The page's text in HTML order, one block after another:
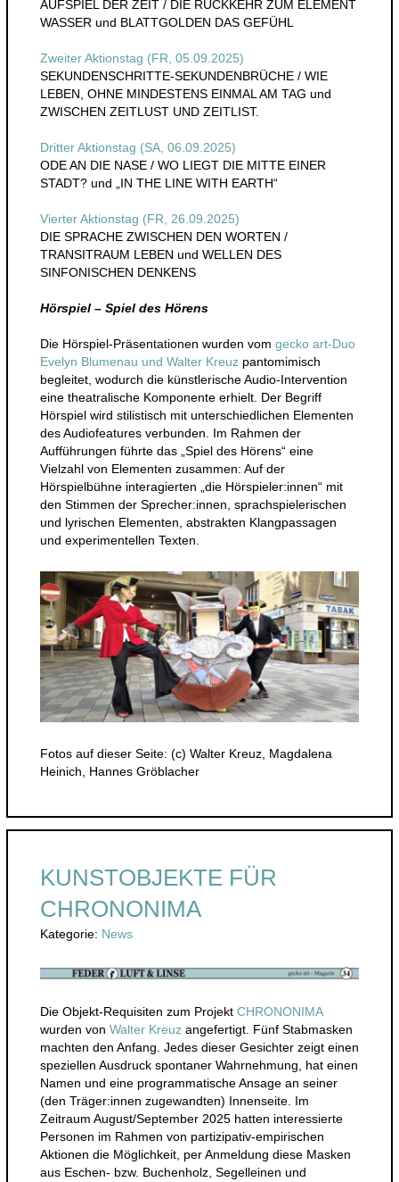
AUFSPIEL DER ZEIT / DIE RÜCKKEHR ZUM ELEMENT
WASSER und BLATTGOLDEN DAS GEFÜHL
Zweiter Aktionstag (FR, 05.09.2025)
SEKUNDENSCHRITTE-SEKUNDENBRÜCHE / WIE
LEBEN, OHNE MINDESTENS EINMAL AM TAG und
ZWISCHEN ZEITLUST UND ZEITLIST.
Dritter Aktionstag (SA, 06.09.2025)
ODE AN DIE NASE / WO LIEGT DIE MITTE EINER
STADT? und „IN THE LINE WITH EARTH“
Vierter Aktionstag (FR, 26.09.2025)
DIE SPRACHE ZWISCHEN DEN WORTEN /
TRANSITRAUM LEBEN und WELLEN DES
SINFONISCHEN DENKENS
Hörspiel – Spiel des Hörens
Die Hörspiel-Präsentationen wurden vom gecko art-Duo
Evelyn Blumenau und Walter Kreuzpantomimisch
begleitet, wodurch die künstlerische Audio-Intervention
eine theatralische Komponente erhielt. Der Begriff
Hörspiel wird stilistisch mit unterschiedlichen Elementen
des Audiofeatures verbunden. Im Rahmen der
Aufführungen führte das „Spiel des Hörens“ eine
Vielzahl von Elementen zusammen: Auf der
Hörspielbühne interagierten „die Hörspieler:innen“ mit
den Stimmen der Sprecher:innen, sprachspielerischen
und lyrischen Elementen, abstrakten Klangpassagen
und experimentellen Texten.
Fotos auf dieser Seite: (c) Walter Kreuz, Magdalena
Heinich, Hannes Gröblacher
KUNSTOBJEKTE FÜR
CHRONONIMA
Kategorie: News
Die Objekt-Requisiten zum Projekt CHRONONIMA
wurden von Walter Kreuzangefertigt. Fünf Stabmasken
machten den Anfang. Jedes dieser Gesichter zeigt einen
speziellen Ausdruck spontaner Wahrnehmung, hat einen
Namen und eine programmatische Ansage an seiner
(den Träger:innen zugewandten) Innenseite. Im
Zeitraum August/September 2025 hatten interessierte
Personen im Rahmen von partizipativ-empirischen
Aktionen die Möglichkeit, per Anmeldung diese Masken
aus Eschen- bzw. Buchenholz, Segelleinen und